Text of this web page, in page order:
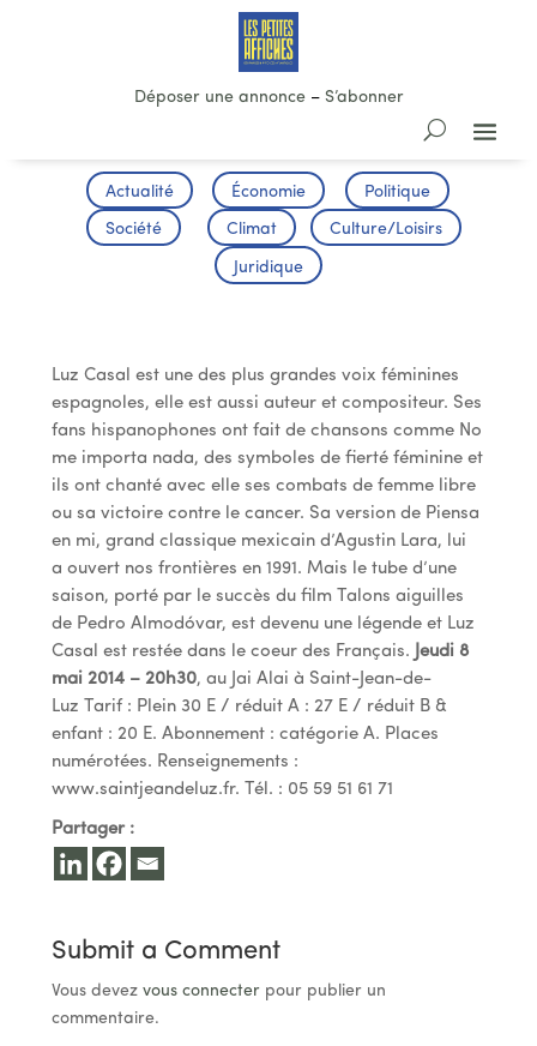
Déposer une annonce– S’abonner
Actualité Économie Politique
Société Climat Culture/Loisirs
Juridique
Luz Casal est une des plus grandes voix féminines
espagnoles, elle est aussi auteur et compositeur. Ses
fans hispanophones ont fait de chansons comme No
me importa nada, des symboles de fierté féminine et
ils ont chanté avec elle ses combats de femme libre
ou sa victoire contre le cancer. Sa version de Piensa
en mi, grand classique mexicain d’Agustin Lara, lui
a ouvert nos frontières en 1991. Mais le tube d’une
saison, porté par le succès du film Talons aiguilles
de Pedro Almodóvar, est devenu une légende et Luz
Casal est restée dans le coeur des Français. Jeudi 8
mai 2014 – 20h30, au Jai Alai à Saint-Jean-de-
Luz Tarif : Plein 30 E / réduit A : 27 E / réduit B &
enfant : 20 E. Abonnement : catégorie A. Places
numérotées. Renseignements :
www.saintjeandeluz.fr. Tél. : 05 59 51 61 71
Partager :
Submit a Comment
Vous devez vous connecterpour publier un
commentaire.